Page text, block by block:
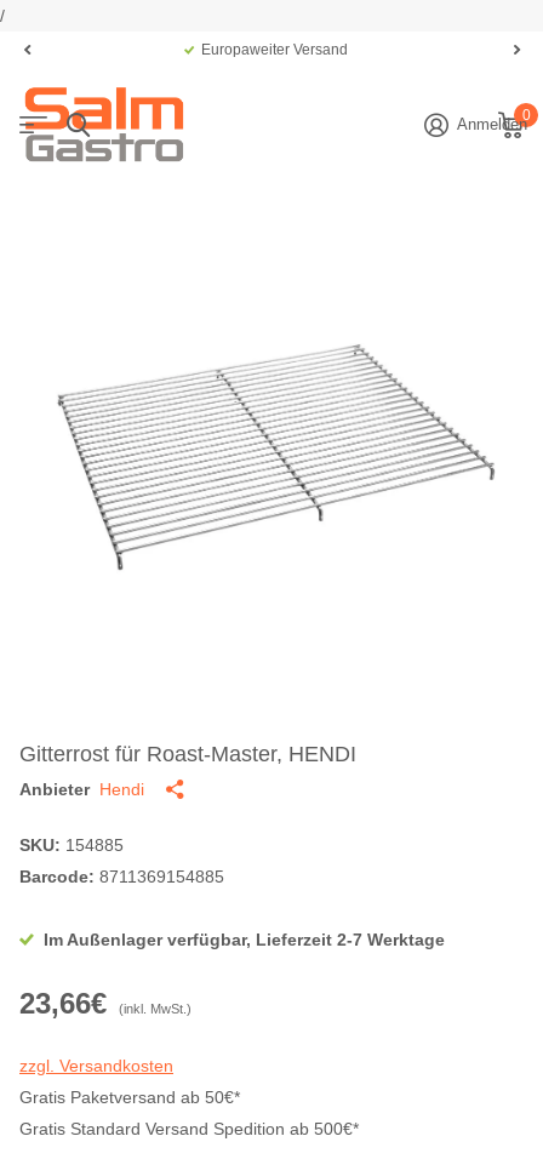
/
Europaweiter Versand
Anmelden0
Gitterrost für Roast-Master, HENDI
Anbieter Hendi
SKU: 154885
Barcode: 8711369154885
Im Außenlager verfügbar, Lieferzeit 2-7 Werktage
23,66€ (inkl. MwSt.)
zzgl. Versandkosten
Gratis Paketversand ab 50€*
Gratis Standard Versand Spedition ab 500€*